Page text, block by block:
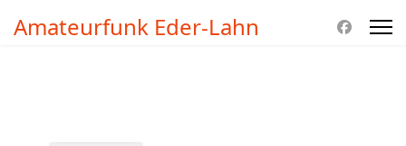
Amateurfunk Eder-Lahn